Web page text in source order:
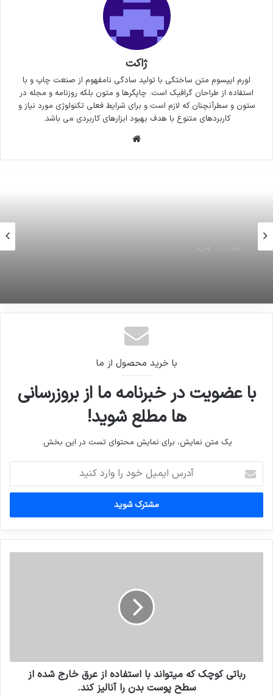
ژاکت
لورم ایپسوم متن ساختگی با تولید سادگی نامفهوم از صنعت چاپ و با
استفاده از طراحان گرافیک است. چاپگرها و متون بلکه روزنامه و مجله در
ستون و سطرآنچنان که لازم است و برای شرایط فعلی تکنولوژی مورد نیاز و
کاربردهای متنوع با هدف بهبود ابزارهای کاربردی می باشد.
ویدئو : حاشیه نگاری بازی های لیگ برتر
فیفا ۶۰ بلیت رایگان جام‌جهانی در اختیار فدراسیون
با خرید محصول از ما
با عضویت در خبرنامه ما از بروزرسانی
ها مطلع شوید!
یک متن نمایش، برای نمایش محتوای تست در این بخش.
ایمیل
خود
وارد
کنید
رباتی کوچک که میتواند با استفاده از عرق خارج شده از
سطح پوست بدن را آنالیز کند.